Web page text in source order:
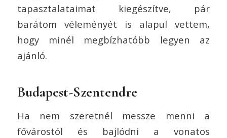
tapasztalataimat kiegészítve, pár
barátom véleményét is alapul vettem,
hogy minél megbízhatóbb legyen az
ajánló.
Budapest-Szentendre
Ha nem szeretnél messze menni a
fővárostól és bajlódni a vonatos